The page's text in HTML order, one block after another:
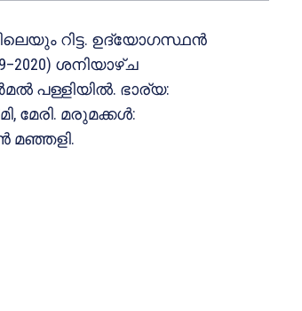
റിട്ട. ഉദ്യോഗസ്ഥൻ
ശനിയാഴ്ച
പള്ളിയിൽ. ഭാര്യ:
മേരി. മരുമക്കൾ:
മഞ്ഞളി.